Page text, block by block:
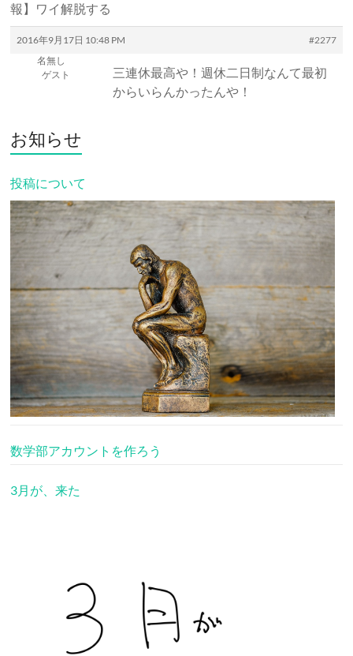
報】ワイ解脱する
2016年9月17日 10:48 PM
#2277
名無し
ゲスト
三連休最高や！週休二日制なんて最初
からいらんかったんや！
お知らせ
投稿について
数学部アカウントを作ろう
3月が、来た